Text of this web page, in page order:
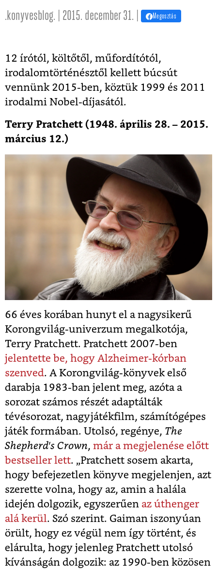
.konyvesblog. | 2015. december 31. | Megosztás
12 írótól, költőtől, műfordítótól,
irodalomtörténésztől kellett búcsút
vennünk 2015-ben, köztük 1999 és 2011
irodalmi Nobel-díjasától.
Terry Pratchett (1948. április 28. – 2015.
március 12.)
66 éves korában hunyt el a nagysikerű
Korongvilág-univerzum megalkotója,
Terry Pratchett. Pratchett 2007-ben
jelentette be, hogy Alzheimer-kórban
szenved. A Korongvilág-könyvek első
darabja 1983-ban jelent meg, azóta a
sorozat számos részét adaptálták
tévésorozat, nagyjátékfilm, számítógépes
játék formában. Utolsó, regénye, The
Shepherd's Crown, már a megjelenése előtt
bestseller lett. „Pratchett sosem akarta,
hogy befejezetlen könyve megjelenjen, azt
szerette volna, hogy az, amin a halála
idején dolgozik, egyszerűen az úthenger
alá kerül. Szó szerint. Gaiman iszonyúan
örült, hogy ez végül nem így történt, és
elárulta, hogy jelenleg Pratchett utolsó
kívánságán dolgozik: az 1990-ben közösen